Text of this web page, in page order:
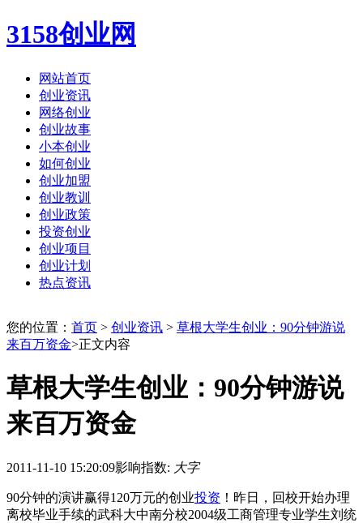
3158创业网
网站首页
创业资讯
网络创业
创业故事
小本创业
如何创业
创业加盟
创业教训
创业政策
投资创业
创业项目
创业计划
热点资讯
您的位置： 首页 > 创业资讯 > 草根大学生创业：90分钟游说
来百万资金>正文内容
草根大学生创业：90分钟游说
来百万资金
2011-11-10 15:20:09影响指数: 大字
90分钟的演讲赢得120万元的创业投资 ！昨日，回校开始办理
离校毕业手续的武科大中南分校2004级工商管理专业学生刘统